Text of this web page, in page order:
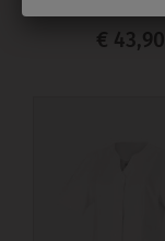
€ 43,90